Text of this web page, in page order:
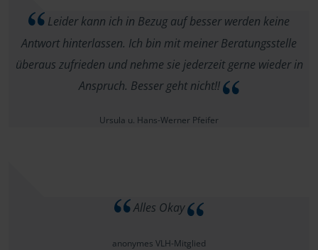
Leider kann ich in Bezug auf besser werden keine
Antwort hinterlassen. Ich bin mit meiner Beratungsstelle
überaus zufrieden und nehme sie jederzeit gerne wieder in
Anspruch. Besser geht nicht!!
Ursula u. Hans-Werner Pfeifer
Alles Okay
anonymes VLH-Mitglied